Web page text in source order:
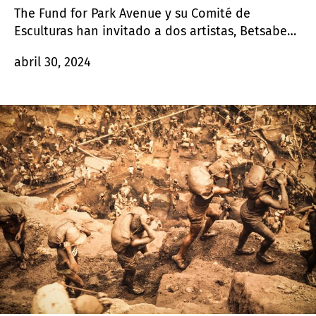
The Fund for Park Avenue y su Comité de
Esculturas han invitado a dos artistas, Betsabeé
esculturas en Park Avenue desde marzo hasta
conjuntamente con el programa Arte en los
Parques de la ciudad de Nueva York (NYC).
abril 30, 2024